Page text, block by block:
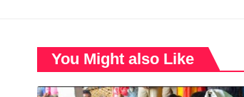
You Might also Like